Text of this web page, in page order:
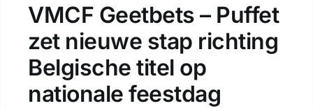
VMCF Geetbets – Puffet
zet nieuwe stap richting
Belgische titel op
nationale feestdag